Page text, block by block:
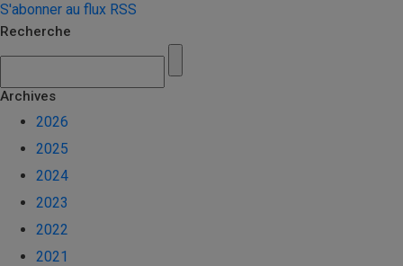
S'abonner au flux RSS
Recherche
Archives
2026
2025
2024
2023
2022
2021